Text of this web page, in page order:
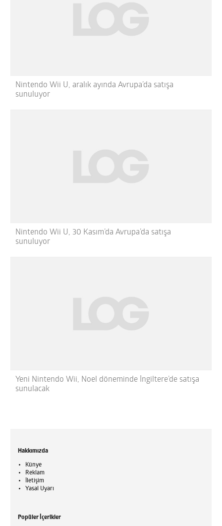
Nintendo Wii U, aralık ayında Avrupa’da satışa
sunuluyor
Nintendo Wii U, 30 Kasım’da Avrupa’da satışa
sunuluyor
Yeni Nintendo Wii, Noel döneminde İngiltere’de satışa
sunulacak
Hakkımızda
Künye
Reklam
İletişim
Yasal Uyarı
Popüler İçerikler